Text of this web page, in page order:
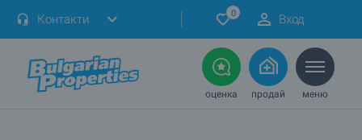
Контакти 0 Вход
оценка продай меню